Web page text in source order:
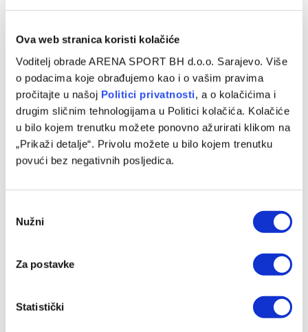
Ova web stranica koristi kolačiće
Voditelj obrade ARENA SPORT BH d.o.o. Sarajevo. Više
o podacima koje obrađujemo kao i o vašim pravima
pročitajte u našoj Politici privatnosti, a o kolačićima i
drugim sličnim tehnologijama u Politici kolačića. Kolačiće
u bilo kojem trenutku možete ponovno ažurirati klikom na
„Prikaži detalje“. Privolu možete u bilo kojem trenutku
povući bez negativnih posljedica.
Selection
Nužni
Za postavke
Statistički